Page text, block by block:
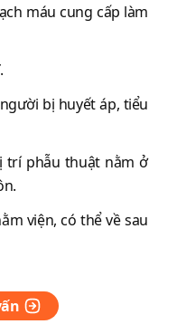
máu cung cấp làm
bị huyết áp, tiểu
trí phẫu thuật nằm ở
viện, có thể về sau